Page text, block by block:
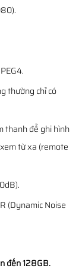
thường chỉ có
để ghi hình
từ xa (remote
(Dynamic Noise
đến 128GB.